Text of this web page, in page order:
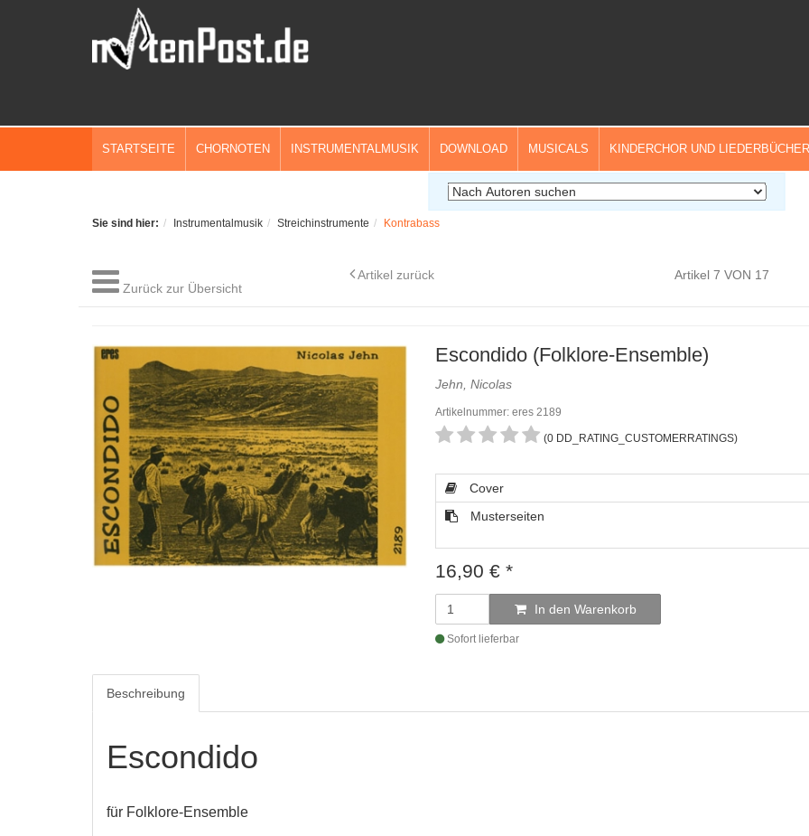
STARTSEITE CHORNOTEN INSTRUMENTALMUSIK DOWNLOAD MUSICALS KINDERCHOR UND LIEDERBÜCHER
Sie sind hier: Instrumentalmusik Streichinstrumente Kontrabass
Zurück zur Übersicht
Artikel zurück Artikel 7 VON 17
Escondido (Folklore-Ensemble)
Jehn, Nicolas
Artikelnummer: eres 2189
(0 DD_RATING_CUSTOMERRATINGS)
Cover
Musterseiten
16,90 € *
In den Warenkorb
Sofort lieferbar
Beschreibung
Escondido
für Folklore-Ensemble